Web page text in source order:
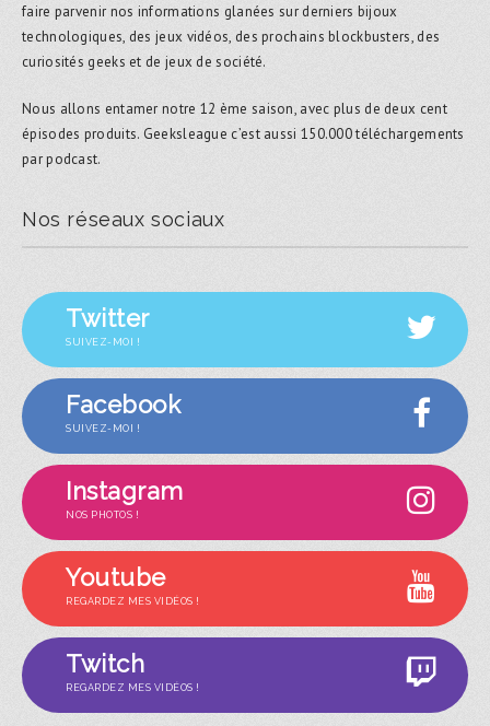
faire parvenir nos informations glanées sur derniers bijoux
technologiques, des jeux vidéos, des prochains blockbusters, des
curiosités geeks et de jeux de société.
Nous allons entamer notre 12 ème saison, avec plus de deux cent
épisodes produits. Geeksleague c’est aussi 150.000 téléchargements
par podcast.
Nos réseaux sociaux
Twitter
SUIVEZ-MOI !
Facebook
SUIVEZ-MOI !
Instagram
NOS PHOTOS !
Youtube
REGARDEZ MES VIDÉOS !
Twitch
REGARDEZ MES VIDÉOS !